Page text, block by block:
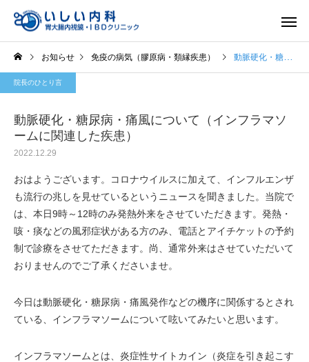
お知らせ 免疫の病気（膠原病・類縁疾患） 動脈硬化・糖尿病・痛風について（インフラマソームに関連した疾患）
院長のひとり言
動脈硬化・糖尿病・痛風について（インフラマソ
ームに関連した疾患）
2022.12.29
おはようございます。コロナウイルスに加えて、インフルエンザ
も流行の兆しを見せているというニュースを聞きました。当院で
は、本日9時～12時のみ発熱外来をさせていただきます。発熱・
咳・痰などの風邪症状がある方のみ、電話とアイチケットの予約
制で診療をさせてただきます。尚、通常外来はさせていただいて
おりませんのでご了承くださいませ。
今日は動脈硬化・糖尿病・痛風発作などの機序に関係するとされ
ている、インフラマソームについて呟いてみたいと思います。
インフラマソームとは、炎症性サイトカイン（炎症を引き起こす